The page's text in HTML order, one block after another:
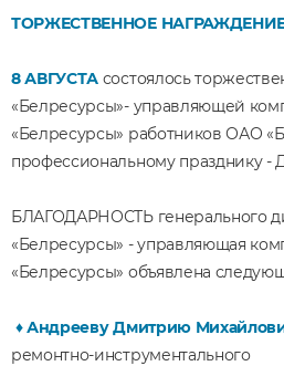
ТОРЖЕСТВЕННОЕ
8 АВГУСТА состоялось
«Белресурсы»- управляющей
«Белресурсы» работников ОАО
профессиональному празднику -
БЛАГОДАРНОСТЬ генерального
«Белресурсы» - управляющая
«Белресурсы» объявлена
♦Андрееву Дмитрию
ремонтно-инструментального